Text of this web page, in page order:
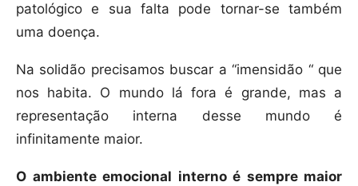
patológico e sua falta pode tornar-se também
uma doença.
Na solidão precisamos buscar a “imensidão “ que
nos habita. O mundo lá fora é grande, mas a
representação interna desse mundo é
infinitamente maior.
O ambiente emocional interno é sempre maior